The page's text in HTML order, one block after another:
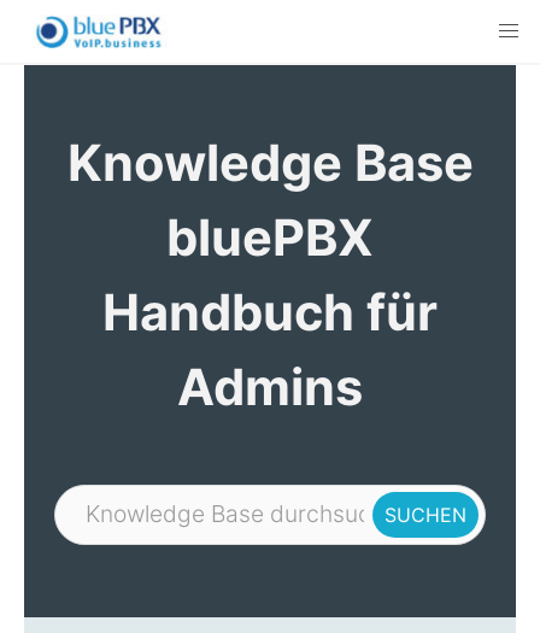
content
Knowledge Base
bluePBX
Handbuch für
Admins